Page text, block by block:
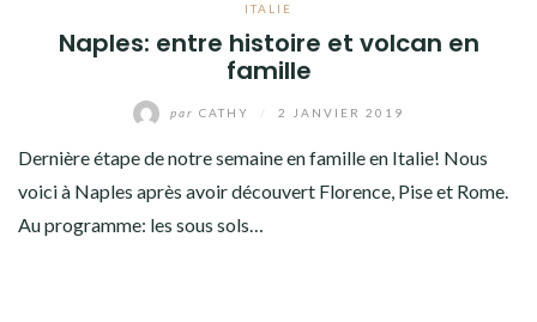
ITALIE
Naples: entre histoire et volcan en
famille
par CATHY 2 JANVIER 2019
Dernière étape de notre semaine en famille en Italie! Nous
voici à Naples après avoir découvert Florence, Pise et Rome.
Au programme: les sous sols…